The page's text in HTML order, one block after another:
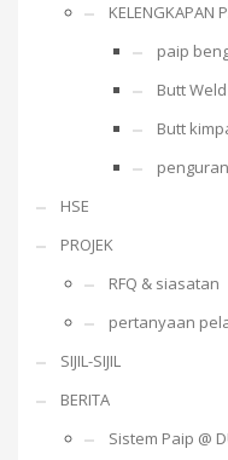
KELENGKAPAN
paip
Butt
Butt
HSE
PROJEK
RFQ & siasatan
pertanyaan
SIJIL-SIJIL
BERITA
Sistem Paip @